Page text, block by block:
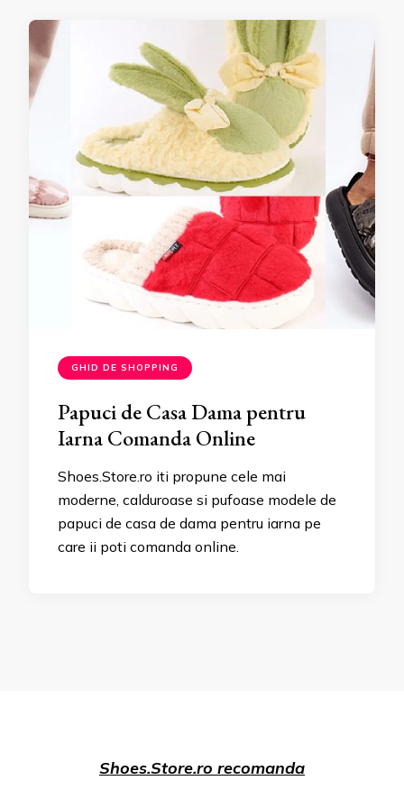
GHID DE SHOPPING
Papuci de Casa Dama pentru
Iarna Comanda Online
Shoes.Store.ro iti propune cele mai
moderne, calduroase si pufoase modele de
papuci de casa de dama pentru iarna pe
care ii poti comanda online.
Shoes.Store.ro recomanda